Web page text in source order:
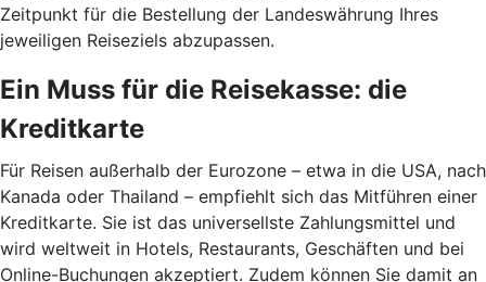
Zeitpunkt für die Bestellung der Landeswährung Ihres
jeweiligen Reiseziels abzupassen.
Ein Muss für die Reisekasse: die
Kreditkarte
Für Reisen außerhalb der Eurozone – etwa in die USA, nach
Kanada oder Thailand – empfiehlt sich das Mitführen einer
Kreditkarte. Sie ist das universellste Zahlungsmittel und
wird weltweit in Hotels, Restaurants, Geschäften und bei
Online-Buchungen akzeptiert. Zudem können Sie damit an